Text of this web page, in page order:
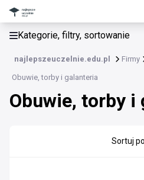
Kategorie, filtry, sortowanie
najlepszeuczelnie.edu.pl Firmy
Obuwie, torby i galanteria
Obuwie, torby i
Moda i akcesoria
Odzież
Sortuj